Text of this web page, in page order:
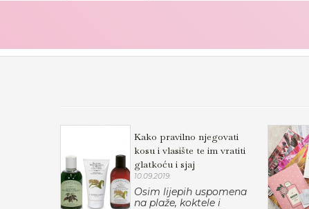
Kako pravilno njegovati
kosu i vlasište te im vratiti
glatkoću i sjaj
10.09.2019.
Osim lijepih uspomena
na plaže, koktele i